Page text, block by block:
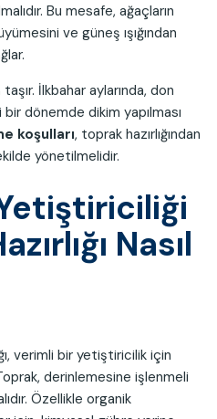
Bu mesafe, ağaçların
ve güneş ışığından
İlkbahar aylarında, don
dönemde dikim yapılması
koşulları, toprak hazırlığından
yönetilmelidir.
Nasıl
verimli bir yetiştiricilik için
derinlemesine işlenmeli
Özellikle organik